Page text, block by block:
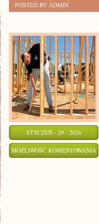
POSTED BY ADMIN
STYCZEŃ - 29 - 2026
MOŻLIWOŚĆ KOMENTOWANIA